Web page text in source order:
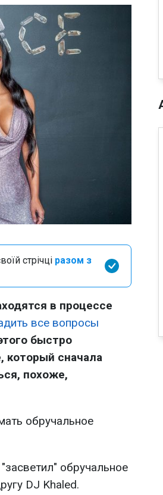
стрічці разом з
в процессе
все вопросы
быстро
который сначала
похоже,
обручальное
обручальное
DJ Khaled.